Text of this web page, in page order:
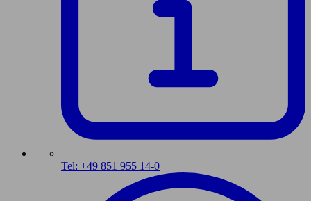
Tel: +49 851 955 14-0